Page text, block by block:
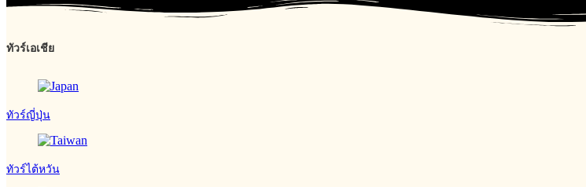
ทัวร์เอเชีย
ทัวร์ญี่ปุ่น
ทัวร์ไต้หวัน